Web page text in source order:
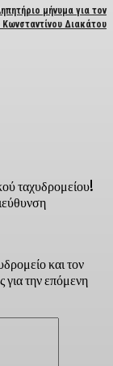
μήνυμα για τον
Διακάτου
ταχυδρομείου!
και τον
για την επόμενη